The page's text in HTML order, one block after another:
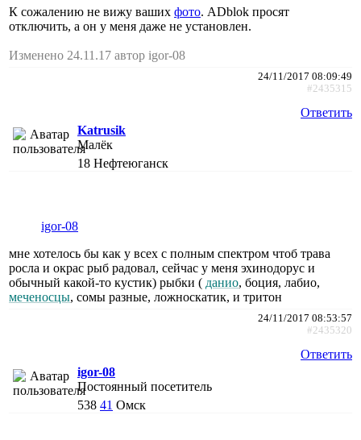
К сожалению не вижу ваших фото. ADblok просят
отключить, а он у меня даже не установлен.
Изменено 24.11.17 автор igor-08
24/11/2017 08:09:49
#2435315
Ответить
Katrusik
Малёк
18 Нефтеюганск
igor-08
мне хотелось бы как у всех с полным спектром чтоб трава
росла и окрас рыб радовал, сейчас у меня эхинодорус и
обычный какой-то кустик) рыбки ( данио, боция, лабио,
меченосцы, сомы разные, ложноскатик, и тритон
24/11/2017 08:53:57
#2435320
Ответить
igor-08
Постоянный посетитель
538 41 Омск